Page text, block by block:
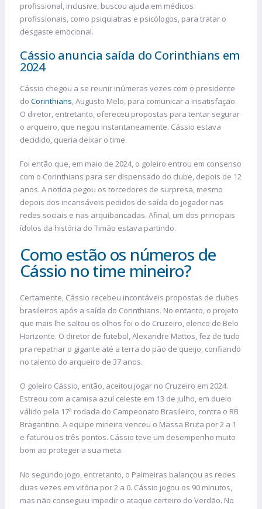
profissional, inclusive, buscou ajuda em médicos
profissionais, como psiquiatras e psicólogos, para tratar o
desgaste emocional.
Cássio anuncia saída do Corinthians em
2024
Cássio chegou a se reunir inúmeras vezes com o presidente
do Corinthians, Augusto Melo, para comunicar a insatisfação.
O diretor, entretanto, ofereceu propostas para tentar segurar
o arqueiro, que negou instantaneamente. Cássio estava
decidido, queria deixar o time.
Foi então que, em maio de 2024, o goleiro entrou em consenso
com o Corinthians para ser dispensado do clube, depois de 12
anos. A notícia pegou os torcedores de surpresa, mesmo
depois dos incansáveis pedidos de saída do jogador nas
redes sociais e nas arquibancadas. Afinal, um dos principais
ídolos da história do Timão estava partindo.
Como estão os números de
Cássio no time mineiro?
Certamente, Cássio recebeu incontáveis propostas de clubes
brasileiros após a saída do Corinthians. No entanto, o projeto
que mais lhe saltou os olhos foi o do Cruzeiro, elenco de Belo
Horizonte. O diretor de futebol, Alexandre Mattos, fez de tudo
pra repatriar o gigante até a terra do pão de queijo, confiando
no talento do arqueiro de 37 anos.
O goleiro Cássio, então, aceitou jogar no Cruzeiro em 2024.
Estreou com a camisa azul celeste em 13 de julho, em duelo
válido pela 17ª rodada do Campeonato Brasileiro, contra o RB
Bragantino. A equipe mineira venceu o Massa Bruta por 2 a 1
e faturou os três pontos. Cássio teve um desempenho muito
bom ao proteger a sua meta.
No segundo jogo, entretanto, o Palmeiras balançou as redes
duas vezes em vitória por 2 a 0. Cássio jogou os 90 minutos,
mas não conseguiu impedir o ataque certeiro do Verdão. No